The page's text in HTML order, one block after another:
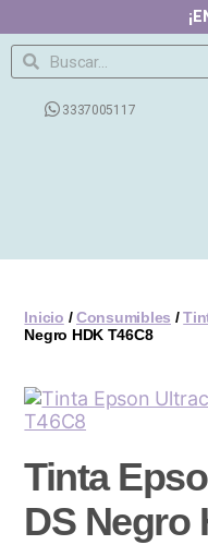
3337005117
Inicio /Consumibles /
Negro HDK T46C8
Tinta
DS Negro